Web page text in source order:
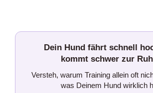
Dein Hund fährt schnell
kommt schwer zur
Versteh, warum Training allein oft
was Deinem Hund wirklich